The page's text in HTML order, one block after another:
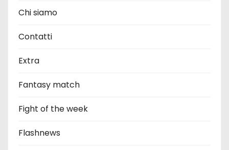
Chi siamo
Contatti
Extra
Fantasy match
Fight of the week
Flashnews